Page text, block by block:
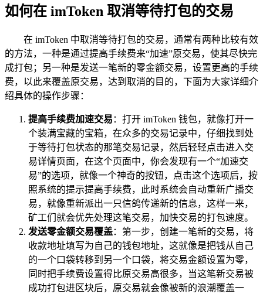
如何在 imToken 取消等待打包的交易
在 imToken 中取消等待打包的交易，通常有两种比较有效
的方法，一种是通过提高手续费来“加速”原交易，使其尽快完
成打包；另一种是发送一笔新的零金额交易，设置更高的手续
费，以此来覆盖原交易，达到取消的目的，下面为大家详细介
绍具体的操作步骤：
提高手续费加速交易 ：打开 imToken 钱包，就像打开一
个装满宝藏的宝箱，在众多的交易记录中，仔细找到处
于等待打包状态的那笔交易记录，然后轻轻点击进入交
易详情页面，在这个页面中，你会发现有一个“加速交
易”的选项，就像一个神奇的按钮，点击这个选项后，按
照系统的提示提高手续费，此时系统会自动重新广播交
易，就像重新派出一只信鸽传递新的信息，这样一来，
矿工们就会优先处理这笔交易，加快交易的打包速度。
发送零金额交易覆盖：第一步，创建一笔新的交易，将
收款地址填写为自己的钱包地址，这就像是把钱从自己
的一个口袋转移到另一个口袋，将交易金额设置为零，
同时把手续费设置得比原交易高很多，当这笔新交易被
成功打包进区块后，原交易就会像被新的浪潮覆盖一